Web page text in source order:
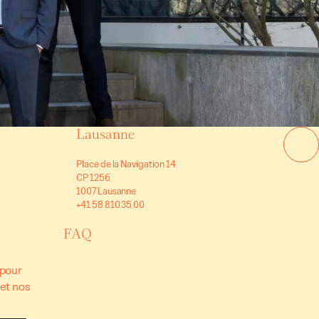
Lausanne
Place de la Navigation 14
CP 1256
1007 Lausanne
+41 58 810 35 00
nos
FAQ